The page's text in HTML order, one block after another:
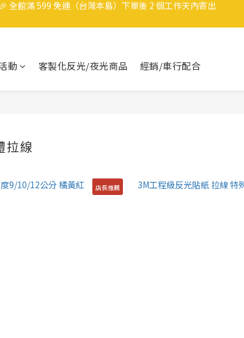
🎉 全館滿 599 免運（台灣本島）下單後 2 個工作天內寄出
全館滿 599 免運（台灣本島）下單後 2 個工作天內寄出
動 客製化反光/夜光商品 經銷/車行配合
拉線
店長推薦